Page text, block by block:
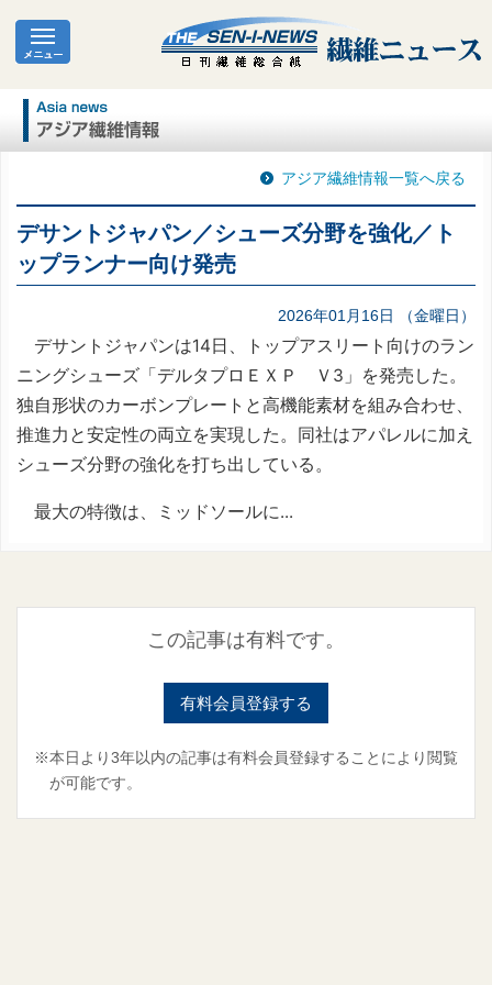
アジア繊維情報一覧へ戻る
デサントジャパン／シューズ分野を強化／ト
ップランナー向け発売
2026年01月16日 （金曜日）
デサントジャパンは14日、トップアスリート向けのラン
ニングシューズ「デルタプロＥＸＰ Ｖ3」を発売した。
独自形状のカーボンプレートと高機能素材を組み合わせ、
推進力と安定性の両立を実現した。同社はアパレルに加え
シューズ分野の強化を打ち出している。
最大の特徴は、ミッドソールに...
この記事は有料です。
有料会員登録する
※本日より3年以内の記事は有料会員登録することにより閲覧
が可能です。